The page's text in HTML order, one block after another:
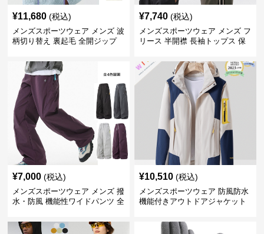
¥11,680 (税込)
メンズスポーツウェア メンズ 波
柄切り替え 裏起毛 全開ジップ
¥7,740 (税込)
メンズスポーツウェア メンズ フ
リース 半開襟 長袖トップス 保
¥7,000 (税込)
メンズスポーツウェア メンズ 撥
水・防風 機能性ワイドパンツ 全
¥10,510 (税込)
メンズスポーツウェア 防風防水
機能付きアウトドアジャケット